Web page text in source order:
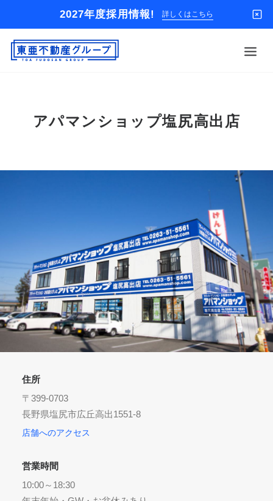
2027年度採用情報! 詳しくはこちら
買う
お問い合わせ
お気に入り 閲覧履歴
アパマンショップ塩尻高出店
住所
〒399-0703
長野県塩尻市広丘高出1551-8
店舗へのアクセス
営業時間
10:00～18:30